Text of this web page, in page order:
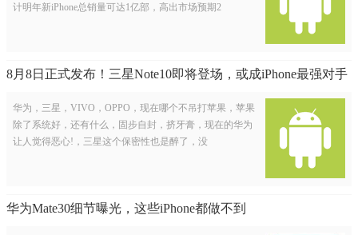
计明年新iPhone总销量可达1亿部，高出市场预期2
8月8日正式发布！三星Note10即将登场，或成iPhone最强对手
华为，三星，VIVO，OPPO，现在哪个不吊打苹果，苹果
除了系统好，还有什么，固步自封，挤牙膏，现在的华为
让人觉得恶心!，三星这个保密性也是醉了，没
华为Mate30细节曝光，这些iPhone都做不到